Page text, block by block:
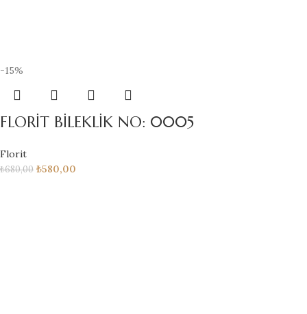
-15%
FLORİT BİLEKLİK NO: 0005
Florit
₺680,00 ₺580,00